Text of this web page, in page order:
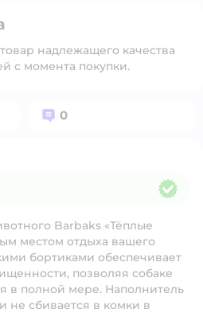
надлежащего качества
с момента покупки.
Вопросов:
0
Barbaks «Тёплые
местом отдыха вашего
бортиками обеспечивает
позволяя собаке
в полной мере. Наполнитель
сбивается в комки в